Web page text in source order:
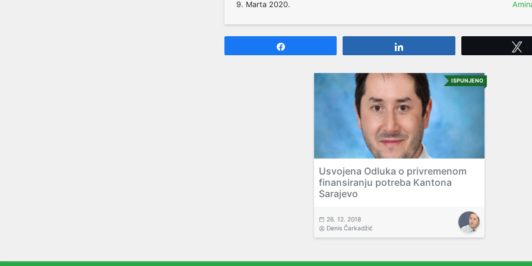
9. Marta 2020.
ISPUNJENO
Usvojena Odluka o privremenom
finansiranju potreba Kantona
Sarajevo
26. 12. 2018
Denis Čarkadžić